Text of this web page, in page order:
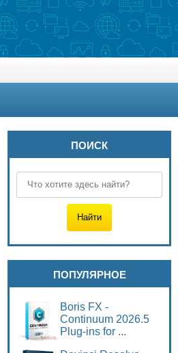
ПОИСК
ПОПУЛЯРНОЕ
Boris FX -
Continuum 2026.5
Plug-ins for ...